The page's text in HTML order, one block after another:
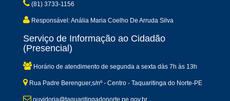
(81) 3733-1156
Responsável: Anália Maria Coelho De Arruda Silva
Serviço de Informação ao Cidadão
(Presencial)
Horário de atendimento de segunda a sexta dàs 7h às 13h
Rua Padre Berenguer,s/nº - Centro - Taquaritinga do Norte-PE
ouvidoria@taquaritingadonorte.pe.gov.br